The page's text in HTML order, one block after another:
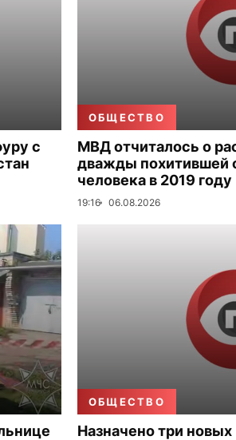
с
ОБЩЕСТВО
МВД отчиталось о
дважды похитившей
человека в 2019 году
19:16 06.08.2026
ОБЩЕСТВО
Назначено три новых